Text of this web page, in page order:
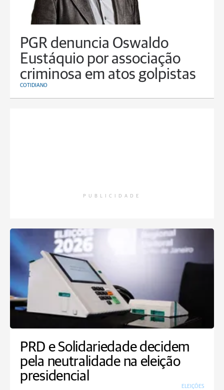
PGR denuncia Oswaldo
Eustáquio por associação
criminosa em atos golpistas
COTIDIANO
PUBLICIDADE
PRD e Solidariedade decidem
pela neutralidade na eleição
presidencial
ELEIÇÕES